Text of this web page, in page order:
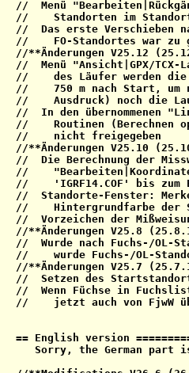
//  Menü
//    Standorten im
//  Das erste Verschieben
//    FO-Standortes war zu
//**Änderungen V25.12
//  Menü "Ansicht|GPX/
//    des Läufer werden die
//    750 m nach Start, um
//    Ausdruck) noch die
//  In den übernommenen
//    Routinen (Berechnen
//    nicht freigegeben
//**Änderungen V25.10
//  Die Berechnung der
//
//    'IGRF14.COF' bis zum
//  Standorte-Fenster:
//    Hintergrundfarbe der
//  Vorzeichen der
//**Änderungen V25.8
//  Wurde nach Fuchs-/OL-
//    wurde Fuchs-/OL-
//**Änderungen V25.7
//  Setzen des
//  Wenn Füchse in
//    jetzt auch von FjwW
== English version
Sorry, the German part